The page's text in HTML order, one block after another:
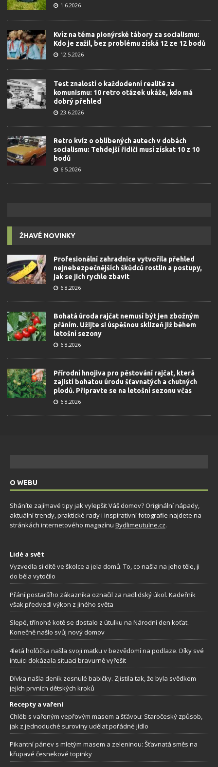
1.6.2026
Kvíz na téma pionýrské tábory za socialismu:
Kdo je zažil, bez problému získá 12 ze 12 bodů
12.5.2026
Test znalostí o každodenní realitě za
komunismu: 10 retro otázek ukáže, kdo má
dobrý přehled
23.6.2026
Retro kvíz o oblíbených autech v dobách
socialismu: Tehdejší řidiči musí získat 10 z 10
bodů
6.5.2026
ŽHAVÉ NOVINKY
Profesionální zahradnice vytvořila přehled
nejnebezpečnějších škůdců rostlin a postupy,
jak se jich rychle zbavit
6.8.2026
Bohatá úroda rajčat nemusí být jen zbožným
přáním. Užijte si úspěšnou sklizeň již během
letošní sezony
6.8.2026
Přírodní hnojiva pro pěstování rajčat, která
zajistí bohatou úrodu šťavnatých a chutných
plodů. Připravte se na letošní sezonu včas
6.8.2026
O WEBU
Sháníte zajímavé tipy jak vylepšit Váš domov? Originální nápady,
aktuální trendy, praktické rady i inspirativní fotografie najdete na
stránkách internetového magazínu Bydlimeutulne.cz.
Lidé a svět
Vyzvedla si dítě ve školce a jela domů. To, co našla na jeho těle, ji
do běla vytočilo
Přání postaršího zákazníka označil za nadlidský úkol. Kadeřník
však předvedl výkon z jiného světa
Slepé, třínohé kotě se dostalo z útulku na Národní den koťat.
Konečně našlo svůj nový domov
4letá holčička našla svoji matku v bezvědomí na podlaze. Díky své
intuici dokázala situaci bravurně vyřešit
Dívka našla deník zesnulé babičky. Zjistila tak, že byla svědkem
jejích prvních dětských kroků
Recepty a vaření
Chléb s vařeným vepřovým masem a šťávou: Staročeský způsob,
jak z jednoduché suroviny udělat pořádné jídlo
Pikantní pánev s mletým masem a zeleninou: Šťavnatá směs na
křupavé česnekové topinky